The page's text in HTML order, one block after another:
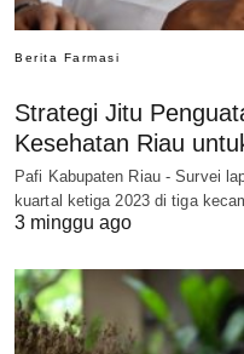
Berita Farmasi
Strategi Jitu
Kesehatan Riau
Pafi Kabupaten Riau - Survei
kuartal ketiga 2023 di tiga
3 minggu ago